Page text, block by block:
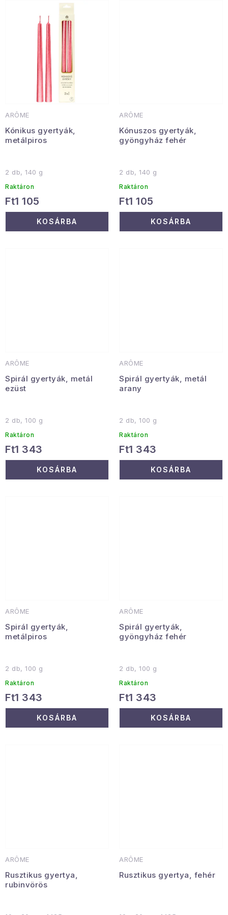
Januári akció
Veľkoobchodná spolupráca
A személyes adatok védelmének feltételei
Hogyan kell panaszkodni / visszaadni az áruka
Kereskedelem feltételes
ARÔME
Kónikus gyertyák,
metálpiros
2 db, 140 g
Raktáron
Ft1 105
KOSÁRBA
ARÔME
Kónuszos gyertyák,
gyöngyház fehér
2 db, 140 g
Raktáron
Ft1 105
KOSÁRBA
ARÔME
Spirál gyertyák, metál
ezüst
2 db, 100 g
Raktáron
Ft1 343
KOSÁRBA
ARÔME
Spirál gyertyák, metál
arany
2 db, 100 g
Raktáron
Ft1 343
KOSÁRBA
ARÔME
Spirál gyertyák,
metálpiros
2 db, 100 g
Raktáron
Ft1 343
KOSÁRBA
ARÔME
Spirál gyertyák,
gyöngyház fehér
2 db, 100 g
Raktáron
Ft1 343
KOSÁRBA
ARÔME
Rusztikus gyertya,
rubinvörös
ARÔME
Rusztikus gyertya, fehér